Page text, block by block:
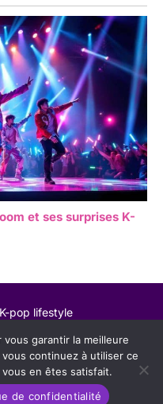
et ses surprises K-
pop lifestyle
garantir la meilleure
continuez à utiliser ce
en êtes satisfait.
de confidentialité